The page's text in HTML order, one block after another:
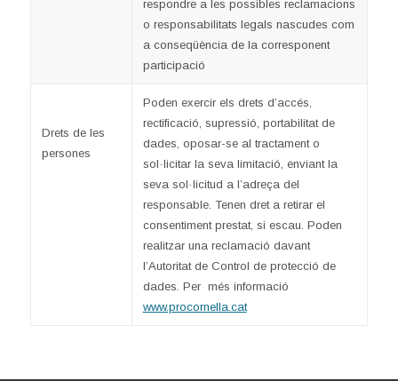
respondre a les possibles reclamacions
o responsabilitats legals nascudes com
a conseqüència de la corresponent
participació
Drets de les
persones
Poden exercir els drets d’accés,
rectificació, supressió, portabilitat de
dades, oposar-se al tractament o
sol·licitar la seva limitació, enviant la
seva sol·licitud a l’adreça del
responsable. Tenen dret a retirar el
consentiment prestat, si escau. Poden
realitzar una reclamació davant
l’Autoritat de Control de protecció de
dades. Per més informació
www.procornella.cat